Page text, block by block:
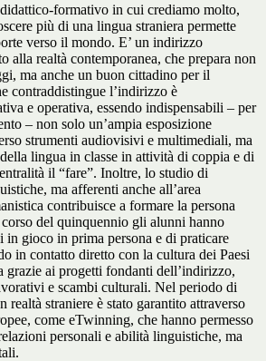
formativo in cui crediamo molto,
più di una lingua straniera permette
verso il mondo. E’ un indirizzo
alla realtà contemporanea, che prepara non
ma anche un buon cittadino per il
contraddistingue l’indirizzo è
e operativa, essendo indispensabili – per
– non solo un’ampia esposizione
strumenti audiovisivi e multimediali, ma
lingua in classe in attività di coppia e di
il “fare”. Inoltre, lo studio di
ma afferenti anche all’area
contribuisce a formare la persona
del quinquennio gli alunni hanno
in gioco in prima persona e di praticare
in contatto diretto con la cultura dei Paesi
grazie ai progetti fondanti dell’indirizzo,
e scambi culturali. Nel periodo di
realtà straniere è stato garantito attraverso
come eTwinning, che hanno permesso
personali e abilità linguistiche, ma